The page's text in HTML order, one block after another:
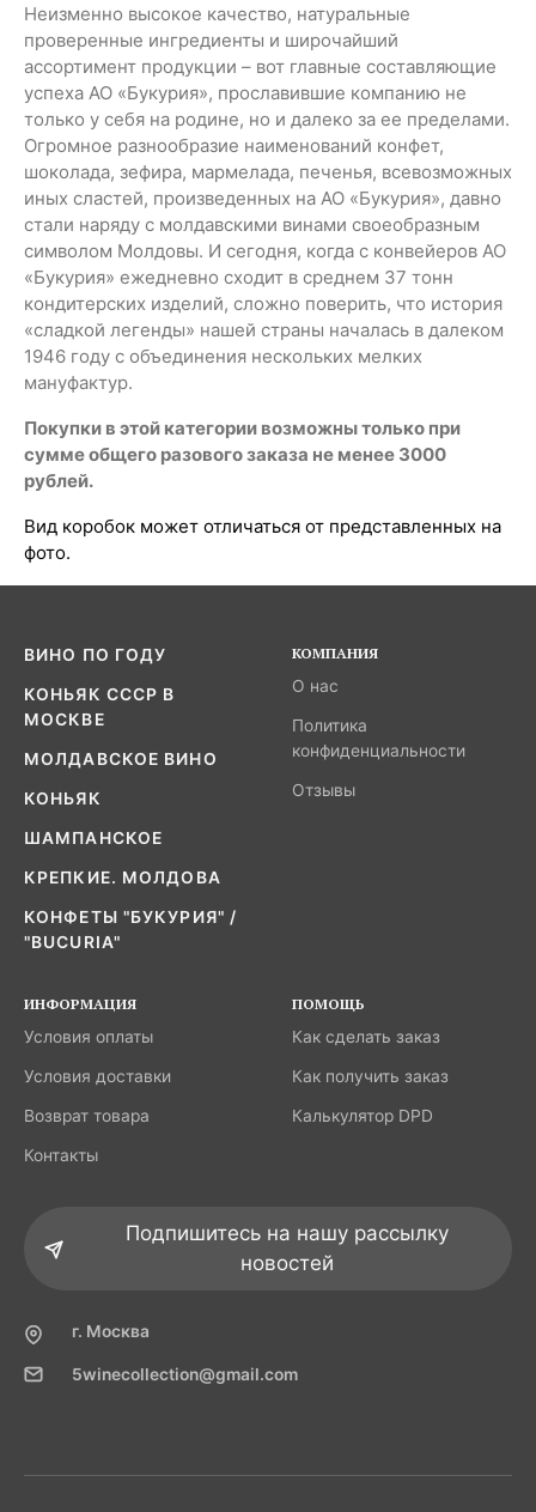
Неизменно высокое качество, натуральные
проверенные ингредиенты и широчайший
ассортимент продукции – вот главные составляющие
успеха АО «Букурия», прославившие компанию не
только у себя на родине, но и далеко за ее пределами.
Огромное разнообразие наименований конфет,
шоколада, зефира, мармелада, печенья, всевозможных
иных сластей, произведенных на АО «Букурия», давно
стали наряду с молдавскими винами своеобразным
символом Молдовы. И сегодня, когда с конвейеров АО
«Букурия» ежедневно сходит в среднем 37 тонн
кондитерских изделий, сложно поверить, что история
«сладкой легенды» нашей страны началась в далеком
1946 году с объединения нескольких мелких
мануфактур.
Покупки в этой категории возможны только при
сумме общего разового заказа не менее 3000
рублей.
Вид коробок может отличаться от представленных на
фото.
ВИНО ПО ГОДУ
КОНЬЯК СССР В
МОСКВЕ
МОЛДАВСКОЕ ВИНО
КОНЬЯК
ШАМПАНСКОЕ
КРЕПКИЕ. МОЛДОВА
КОНФЕТЫ "БУКУРИЯ" /
"BUCURIA"
КОМПАНИЯ
О нас
Политика
конфиденциальности
Отзывы
ИНФОРМАЦИЯ
Условия оплаты
Условия доставки
Возврат товара
Контакты
ПОМОЩЬ
Как сделать заказ
Как получить заказ
Калькулятор DPD
Подпишитесь на нашу рассылку
новостей
г. Москва
5winecollection@gmail.com